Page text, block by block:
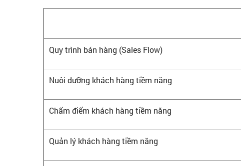
Quy trình bán hàng (Sales Flow)
Nuôi dưỡng khách hàng tiềm năng
Chấm điểm khách hàng tiềm năng
Quản lý khách hàng tiềm năng